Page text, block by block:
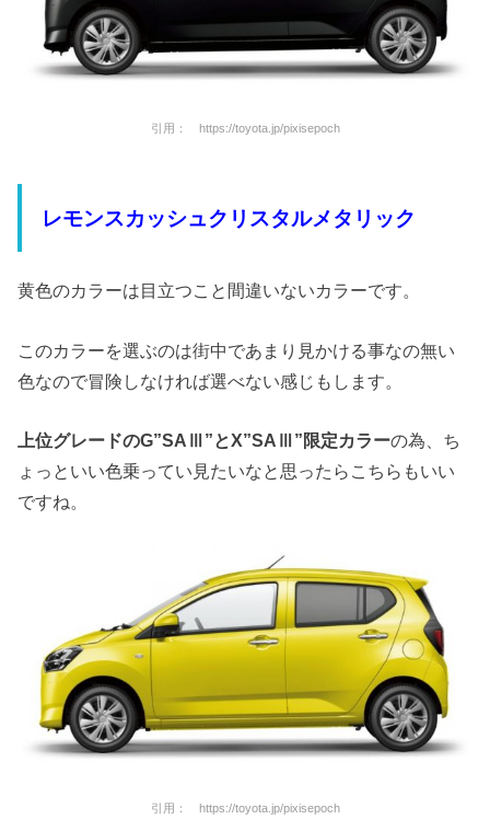
引用： https://toyota.jp/pixisepoch
レモンスカッシュクリスタルメタリック
黄色のカラーは目立つこと間違いないカラーです。
このカラーを選ぶのは街中であまり見かける事なの無い
色なので冒険しなければ選べない感じもします。
上位グレードのG”SAⅢ”とX”SAⅢ”限定カラーの為、ち
ょっといい色乗ってい見たいなと思ったらこちらもいい
ですね。
引用： https://toyota.jp/pixisepoch